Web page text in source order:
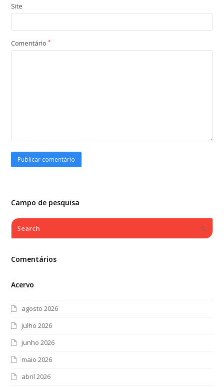
Site
Comentário*
Campo de pesquisa
Search
Comentários
Acervo
agosto 2026
julho 2026
junho 2026
maio 2026
abril 2026